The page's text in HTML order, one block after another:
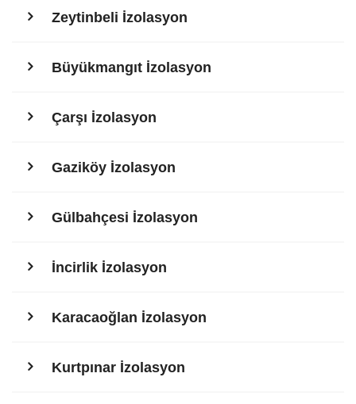
Zeytinbeli İzolasyon
Büyükmangıt İzolasyon
Çarşı İzolasyon
Gaziköy İzolasyon
Gülbahçesi İzolasyon
İncirlik İzolasyon
Karacaoğlan İzolasyon
Kurtpınar İzolasyon